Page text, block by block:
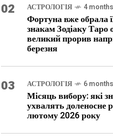
02 АСТРОЛОГІЯ 4
Фортуна вже обрала
знакам Зодіаку Таро
великий прорив
березня
03 АСТРОЛОГІЯ 6
Місяць вибору: які
ухвалять доленосне
лютому 2026 року